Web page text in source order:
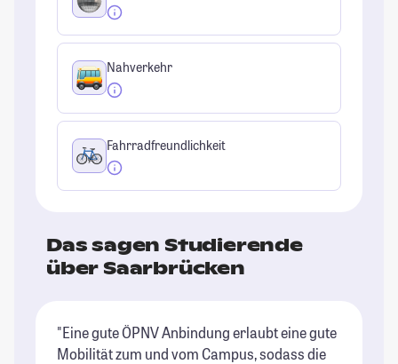
Nahverkehr
Fahrradfreundlichkeit
Das sagen Studierende
über Saarbrücken
"Eine gute ÖPNV Anbindung erlaubt eine gute
Mobilität zum und vom Campus, sodass die